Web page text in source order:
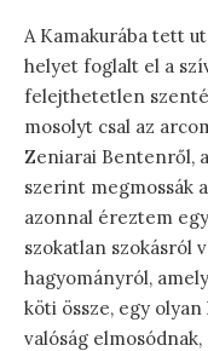
A Kamakurába tett
helyet foglalt el a
felejthetetlen
mosolyt csal az
Zeniarai Bentenről,
szerint megmossák
azonnal éreztem
szokatlan szokásról
hagyományról,
köti össze, egy
valóság